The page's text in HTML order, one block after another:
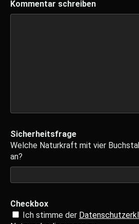
Kommentar schreiben
Sicherheitsfrage
Welche Naturkraft mit vier
an?
Checkbox
Ich stimme der